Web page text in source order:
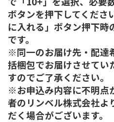
ボタンを押下してくださ
に入れる」ボタン押下
です。
※同一のお届け先・配達
括梱包でお届けさせてい
すのでご了承ください。
※お申込み内容に不明点
者のリンベル株式会社よ
だく場合がございます。